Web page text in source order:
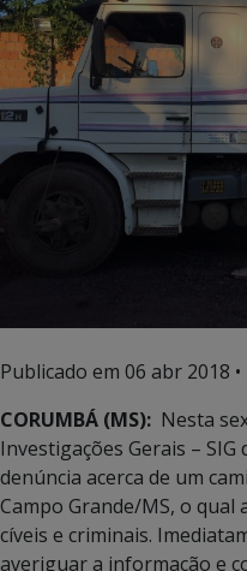
Publicado em 06 abr 2018
CORUMBÁ (MS): Nesta
Investigações Gerais –
denúncia acerca de um
Campo Grande/MS, o
cíveis e criminais.
averiguar a informação e